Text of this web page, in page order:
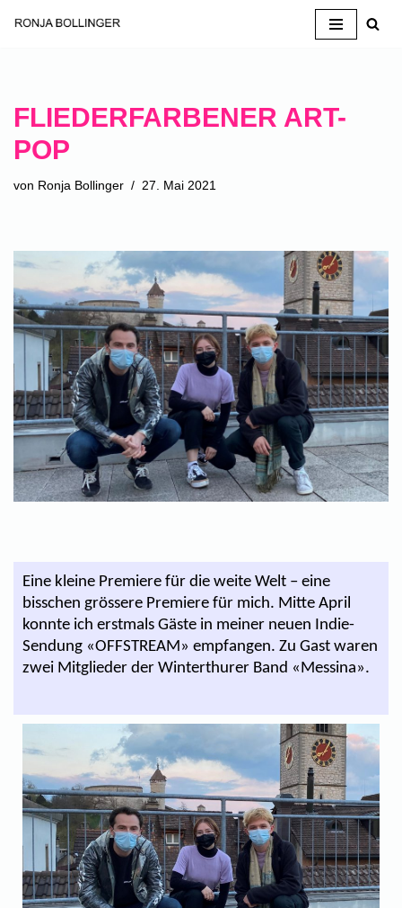
FLIEDERFARBENER ART-
POP
von Ronja Bollinger 27. Mai 2021
Eine kleine Premiere für die weite Welt – eine
bisschen grössere Premiere für mich. Mitte April
konnte ich erstmals Gäste in meiner neuen Indie-
Sendung «OFFSTREAM» empfangen. Zu Gast waren
zwei Mitglieder der Winterthurer Band «Messina».